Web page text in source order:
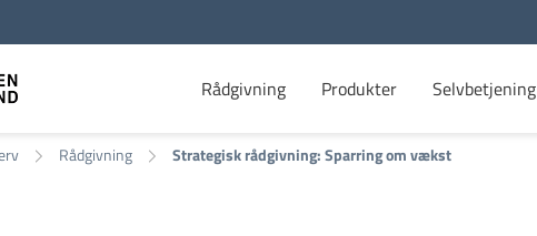
Rådgivning Produkter Selvbetjening
Rådgivning Strategisk rådgivning: Sparring om vækst